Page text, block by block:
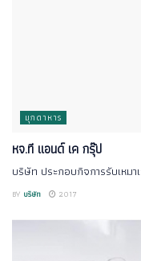
มุกดาหาร
หจ.ที แอนด์ เค กรุ๊ป
บริษัท ประกอบกิจการรับเหม
BY บริษัท 2017